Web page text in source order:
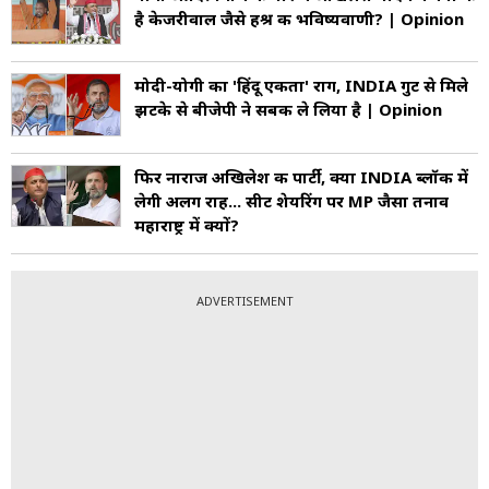
है केजरीवाल जैसे हश्र की भविष्यवाणी? | Opinion
मोदी-योगी का 'हिंदू एकता' राग, INDIA गुट से मिले
झटके से बीजेपी ने सबक ले लिया है | Opinion
फिर नाराज अखिलेश की पार्टी, क्या INDIA ब्लॉक में
लेगी अलग राह... सीट शेयरिंग पर MP जैसा तनाव
महाराष्ट्र में क्यों?
ADVERTISEMENT